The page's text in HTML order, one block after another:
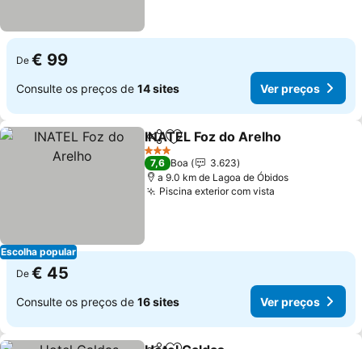
De € 99
Consulte os preços de 14 sites Ver preços
Escolha popular
PartilharAdicionar aos favoritos
INATEL Foz do Arelho
3 Estrelas
7,6 Boa
3.623
a 9.0 km de Lagoa de Óbidos
Piscina exterior com vista
De € 45
Consulte os preços de 16 sites Ver preços